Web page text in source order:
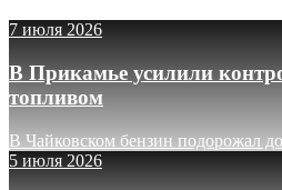
7 июля 2026
В Прикамье усилили
топливом
В Чайковском бензин подорожал
5 июля 2026